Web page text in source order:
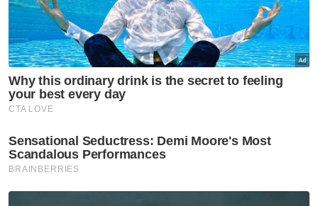
Muat turun aplikasi Sinar Harian.Klik di sini!
Harap bantu kajian selidik kami dan
dapatkan baucar tunai.
×
Apakah status hubungan anda?
Masuk | Daftar